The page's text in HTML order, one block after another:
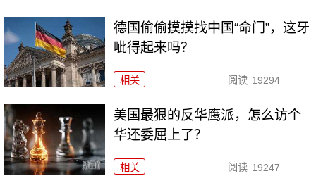
德国偷偷摸摸找中国“命门”，这牙
呲得起来吗？
相关 阅读 19294
美国最狠的反华鹰派，怎么访个
华还委屈上了？
相关 阅读 19247